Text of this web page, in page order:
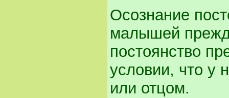
Осознание
малышей
постоянство
условии, что у
или отцом.